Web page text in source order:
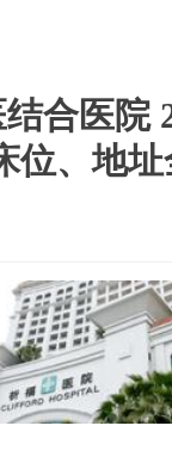
合医院
位、地